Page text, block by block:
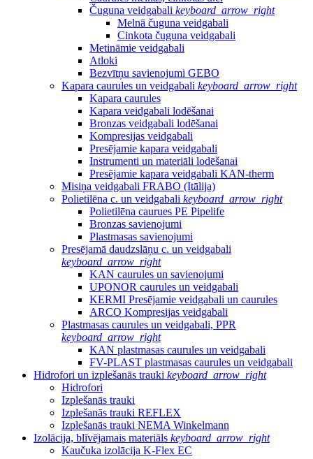
Čuguna veidgabali keyboard_arrow_right
Melnā čuguna veidgabali
Cinkota čuguna veidgabali
Metināmie veidgabali
Atloki
Bezvītņu savienojumi GEBO
Kapara caurules un veidgabali keyboard_arrow_right
Kapara caurules
Kapara veidgabali lodēšanai
Bronzas veidgabali lodēšanai
Kompresijas veidgabali
Presējamie kapara veidgabali
Instrumenti un materiāli lodēšanai
Presējamie kapara veidgabali KAN-therm
Misiņa veidgabali FRABO (Itālija)
Polietilēna c. un veidgabali keyboard_arrow_right
Polietilēna caurues PE Pipelife
Bronzas savienojumi
Plastmasas savienojumi
Presējamā daudzslāņu c. un veidgabali
keyboard_arrow_right
KAN caurules un savienojumi
UPONOR caurules un veidgabali
KERMI Presējamie veidgabali un caurules
ARCO Kompresijas veidgabali
Plastmasas caurules un veidgabali, PPR
keyboard_arrow_right
KAN plastmasas caurules un veidgabali
FV-PLAST plastmasas caurules un veidgabali
Hidrofori un izplešanās trauki keyboard_arrow_right
Hidrofori
Izplešanās trauki
Izplešanās trauki REFLEX
Izplešanās trauki NEMA Winkelmann
Izolācija, blīvējamais materiāls keyboard_arrow_right
Kaučuka izolācija K-Flex EC